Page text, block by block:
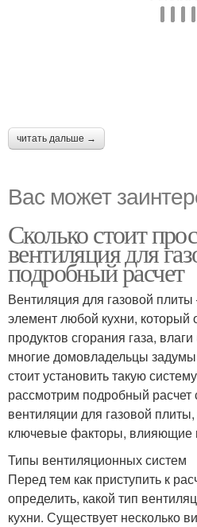
читать дальше →
Вас может
Сколько стоит
вентиляция для
подробный расчет
Вентиляция для газовой
элемент любой кухни, который
продуктов сгорания газа,
многие домовладельцы
стоит установить такую
рассмотрим подробный расчет
вентиляции для газовой
ключевые факторы, влияющие
Типы вентиляционных систем
Перед тем как приступить к
определить, какой тип
кухни. Существует несколько